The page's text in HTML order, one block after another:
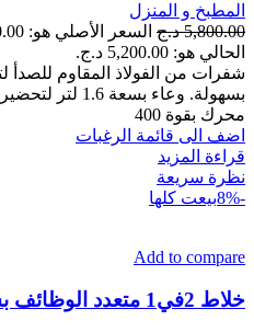
المطبخ و المنزل
5,800.00 د.ج السعر الأصلي هو: 5,800.00 د.ج.
الحالي هو: 5,200.00 د.ج.
شفرات من الفولاذ المقاوم للصدأ
بسهولة. وعاء
محرك بقوة 400
اضف الى قائمة الرغبات
قراءة المزيد
نظرة سريعة
-8%
بيعت كلها
Add to compare
خلاط 2في1 متعدد الوظائف بسعة 1.5لتر 350 واط